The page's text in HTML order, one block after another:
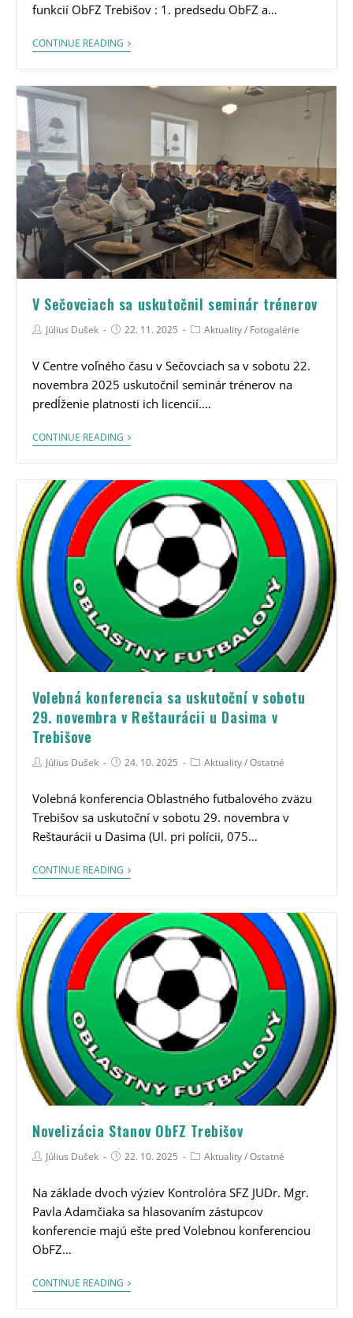
funkcií ObFZ Trebišov : 1. predsedu ObFZ a…
CONTINUE READING
V Sečovciach sa uskutočnil seminár trénerov
Július Dušek 22. 11. 2025 Aktuality/ Fotogalérie
V Centre voľného času v Sečovciach sa v sobotu 22.
novembra 2025 uskutočnil seminár trénerov na
predĺženie platnosti ich licencií.…
CONTINUE READING
Volebná konferencia sa uskutoční v sobotu
29. novembra v Reštaurácii u Dasima v
Trebišove
Július Dušek 24. 10. 2025 Aktuality/Ostatné
Volebná konferencia Oblastného futbalového zväzu
Trebišov sa uskutoční v sobotu 29. novembra v
Reštaurácii u Dasima (Ul. pri polícii, 075…
CONTINUE READING
Novelizácia Stanov ObFZ Trebišov
Július Dušek 22. 10. 2025 Aktuality/Ostatné
Na základe dvoch výziev Kontrolóra SFZ JUDr. Mgr.
Pavla Adamčiaka sa hlasovaním zástupcov
konferencie majú ešte pred Volebnou konferenciou
ObFZ…
CONTINUE READING